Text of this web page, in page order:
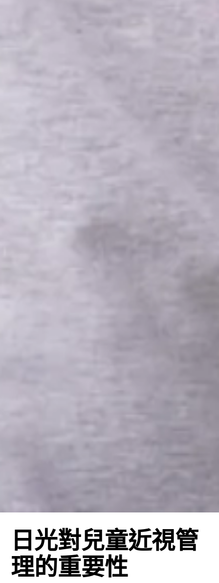
日光對兒童近視管
理的重要性